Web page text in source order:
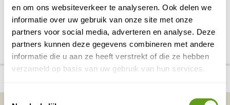
en om ons websiteverkeer te analyseren. Ook delen we
informatie over uw gebruik van onze site met onze
partners voor social media, adverteren en analyse. Deze
partners kunnen deze gegevens combineren met andere
informatie die u aan ze heeft verstrekt of die ze hebben
verzameld op basis van uw gebruik van hun services.
Deel deze pagina! DELEN OP FACEBOOK
DELEN OP XDELEN VIA DE MAILDELEN OP PINTEREST
DELEN OP
number_of_trips:
3
Bekijk alle reizen naar Fietsen in de
Bekijk